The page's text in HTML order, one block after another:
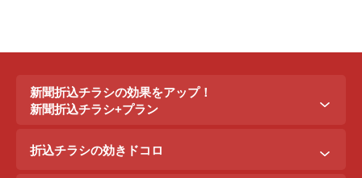
新聞折込チラシの効果をアップ！
新聞折込チラシ+プラン
新聞折込チラシ＋ポステイング
折込チラシの効きドコロ